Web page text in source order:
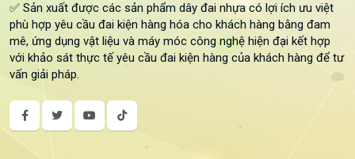
✅ Sản xuất được các sản phẩm dây đai nhựa có lợi ích ưu việt
phù hợp yêu cầu đai kiện hàng hóa cho khách hàng bằng đam
mê, ứng dụng vật liệu và máy móc công nghệ hiện đại kết hợp
với khảo sát thực tế yêu cầu đai kiện hàng của khách hàng để tư
vấn giải pháp.